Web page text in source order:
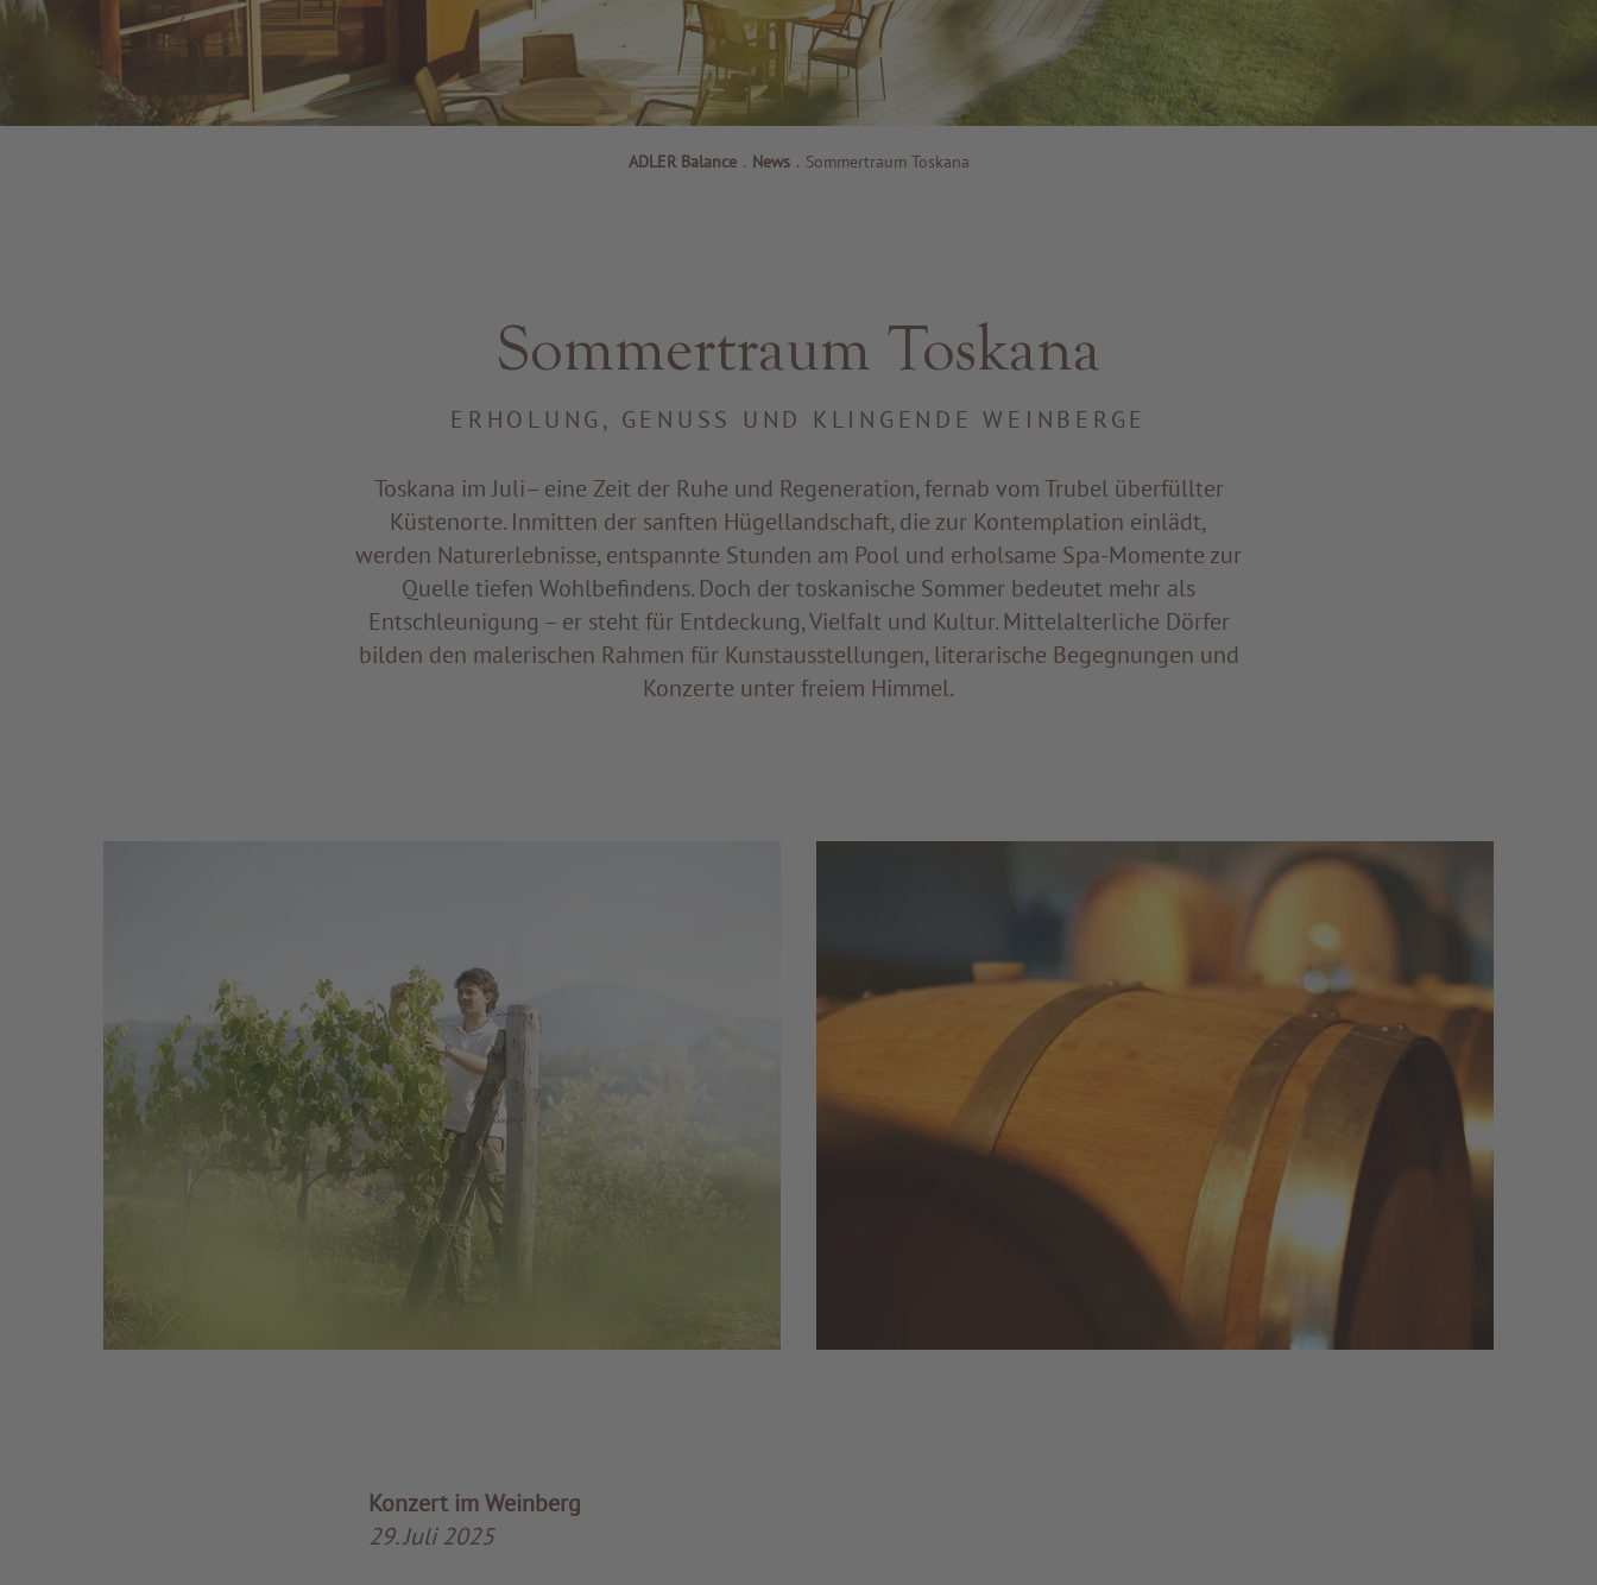
ADLER Balance . News . Sommertraum Toskana
Sommertraum Toskana
ERHOLUNG, GENUSS UND KLINGENDE WEINBERGE
Toskana im Juli– eine Zeit der Ruhe und Regeneration, fernab vom Trubel überfüllter
Küstenorte. Inmitten der sanften Hügellandschaft, die zur Kontemplation einlädt,
werden Naturerlebnisse, entspannte Stunden am Pool und erholsame Spa-Momente zur
Quelle tiefen Wohlbefindens. Doch der toskanische Sommer bedeutet mehr als
Entschleunigung – er steht für Entdeckung, Vielfalt und Kultur. Mittelalterliche Dörfer
bilden den malerischen Rahmen für Kunstausstellungen, literarische Begegnungen und
Konzerte unter freiem Himmel.
Konzert im Weinberg
29. Juli 2025